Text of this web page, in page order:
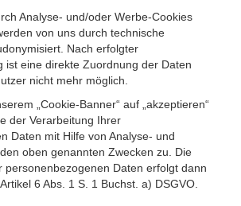
Analyse- und/oder Werbe-Cookies
von uns durch technische
Nach erfolgter
ist eine direkte Zuordnung der Daten
nicht mehr möglich.
„Cookie-Banner“ auf „akzeptieren“
der Verarbeitung Ihrer
Daten mit Hilfe von Analyse- und
oben genannten Zwecken zu. Die
personenbezogenen Daten erfolgt dann
6 Abs. 1 S. 1 Buchst. a) DSGVO.